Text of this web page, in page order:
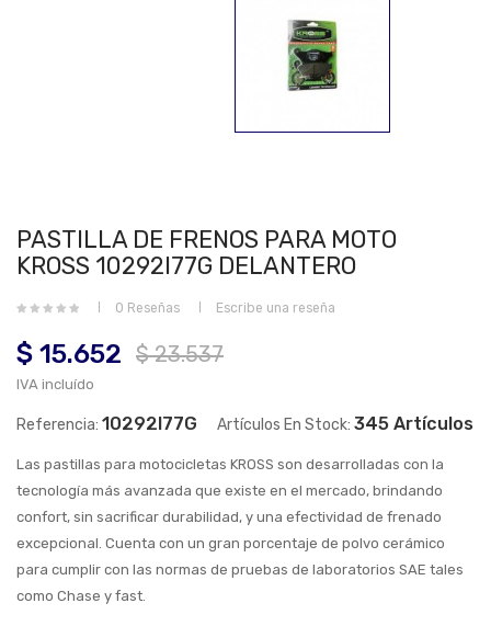
PASTILLA DE FRENOS PARA MOTO
KROSS 10292I77G DELANTERO
0 Reseñas Escribe una reseña
$ 15.652 $ 23.537
IVA incluído
Referencia: 10292I77G Artículos En Stock: 345 Artículos
Las pastillas para motocicletas KROSS son desarrolladas con la
tecnología más avanzada que existe en el mercado, brindando
confort, sin sacrificar durabilidad, y una efectividad de frenado
excepcional. Cuenta con un gran porcentaje de polvo cerámico
para cumplir con las normas de pruebas de laboratorios SAE tales
como Chase y fast.